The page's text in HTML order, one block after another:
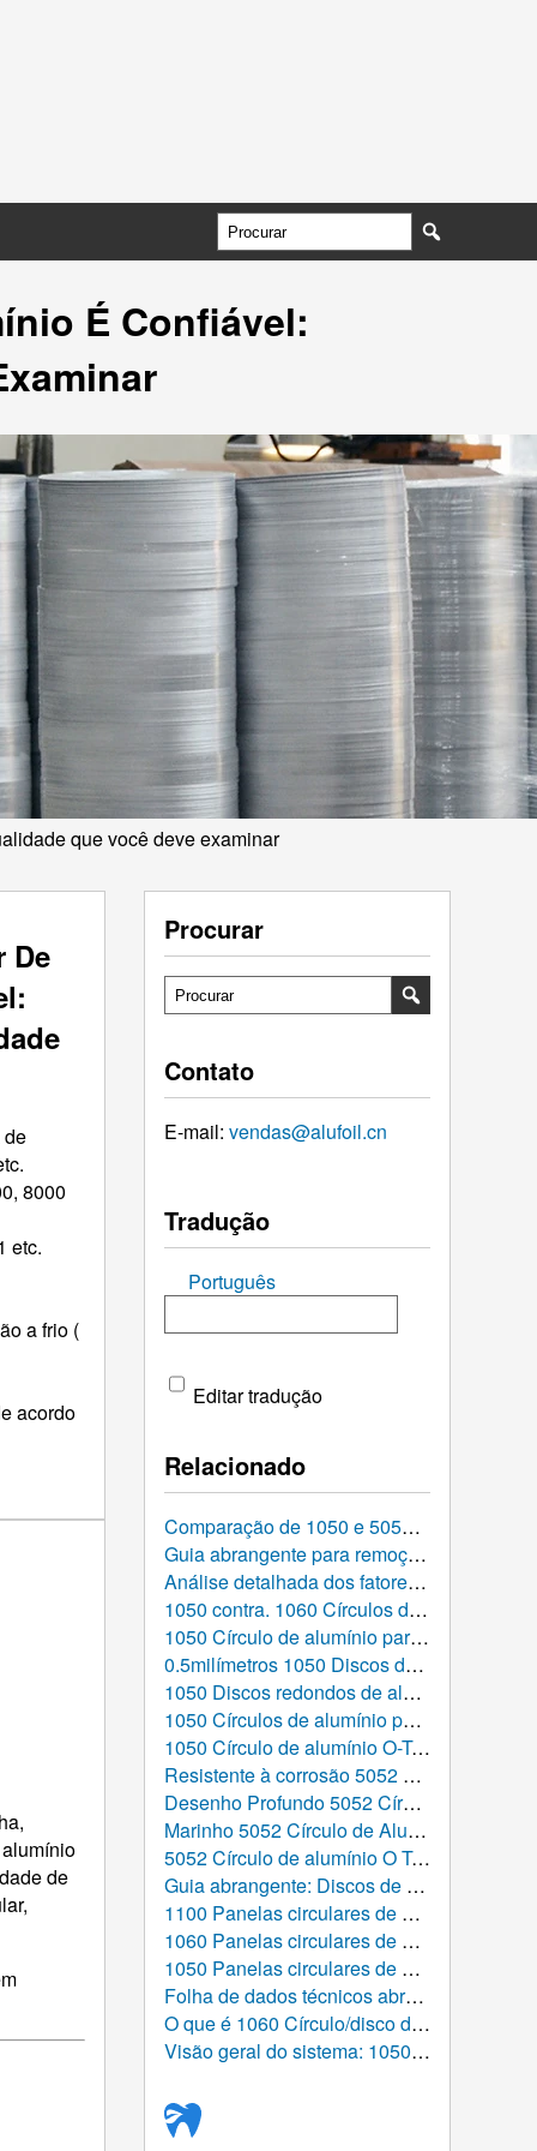
É Confiável:
que você deve examinar
Procurar
Contato
E-mail: vendas@alufoil.cn
Tradução
Português
Editar tradução
Relacionado
Comparação de 1050 e 5052 Discos de alumínio: O que é mais adequado para o seu projeto de fabricação?
Guia abrangente para remoção de rebarbas e controle de acabamento superficial para 1050 Discos de alumínio estampados
Análise detalhada dos fatores que afetam os preços do círculo de alumínio: O que determina o custo?
1050 contra. 1060 Círculos de Alumínio: Comparação detalhada, Parâmetros de desempenho, e Guia de Seleção
1050 Círculo de alumínio para iluminação reflexiva
0.5milímetros 1050 Discos de alumínio
1050 Discos redondos de alumínio para panelas de indução
1050 Círculos de alumínio para formas de pizza
1050 Círculo de alumínio O-Temper 0,8 mm
Resistente à corrosão 5052 discos de alumínio
Desenho Profundo 5052 Círculo de Alumínio
Marinho 5052 Círculo de Alumínio
5052 Círculo de alumínio O Temper 1,2 mm para panelas
Guia abrangente: Discos de alumínio laminados a quente de pedido personalizado
1100 Panelas circulares de alumínio: O guia definitivo da estrutura atômica à tabela global
1060 Panelas circulares de alumínio: O guia definitivo para desempenho, Fabricação, e aplicativos
1050 Panelas circulares de alumínio: Solução de alumínio de alta pureza para fabricação de utensílios de cozinha modernos
Folha de dados técnicos abrangente: 1050 Círculo de Alumínio
O que é 1060 Círculo/disco de alumínio usado para?
Visão geral do sistema: 1050 Círculo/disco de alumínio (Placa redonda de alumínio)
De
de
8000
etc.
a frio (
acordo
de